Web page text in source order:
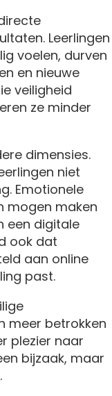
Leerlingen
voelen, durven
en nieuwe
veiligheid
ze minder
dimensies.
niet
Emotionele
mogen maken
een digitale
ook dat
aan online
past.
meer betrokken
plezier naar
bijzaak, maar